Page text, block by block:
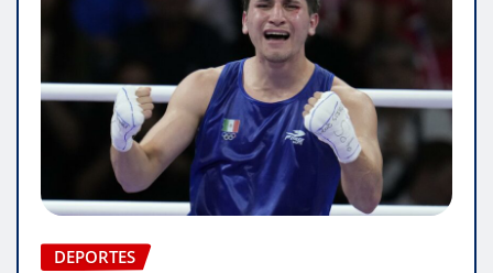
DEPORTES